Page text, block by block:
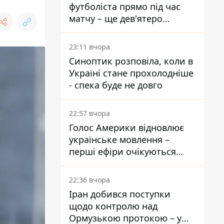
футболіста прямо під час
матчу – ще дев'ятеро
постраждали
23:11 вчора
Синоптик розповіла, коли в
Україні стане прохолодніше
- спека буде не довго
22:57 вчора
Голос Америки відновлює
українське мовлення –
перші ефіри очікуються
наступного тижня
22:36 вчора
Іран добився поступки
щодо контролю над
Ормузькою протокою – у